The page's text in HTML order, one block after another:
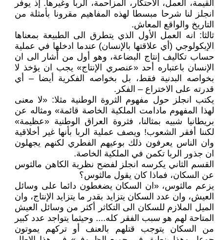
القيمة، العمل، الاحتكار، المزاحمة، الربا وغيرها. إذ يوفر
انجلز لنا شرحا مبسطا لهذه المفاهيم مقرونا بأمثلة من
التاريخ والواقع المعاش.
ثالثا: انه العمل الأول الذي يتطرق الى الطبيعة بمعناها
الإيكولوجي (أي علاقتها بالإنسان) عندما ادخلها في عملية
حساب تكاليف إنتاج البضاعة، وهو أول من أشار الى ان
الإنسان باعتباره أحد «عنصري الإنتاج» يجب ان يؤخذ لا
بخواصه البدنية فقط، بل بخواصه الفكرية أيضا – أي
قدرته على الاختراع – الفكر.
يكتب انجلز حول مفهوم الثروة الوطنية مثلا: «لا معنى
لهذا المفهوم مادامت الملكية الخاصة قائمة» ومثاله عن
بريطانيا شبيه بمثالنا، فثروة العراق الوطنية «عظيمة»
لكننا أفقر الشعوب! ويصف عملية الربا بأنها غير أخلاقية
وان الناس يعرفون ذلك بوعيهم الفطري لكنهم يجهلون
ان جذور الربا تكمن في الملكية الخاصة.
القسم الثاني يكرسه انجلز لفضح نظرية الكاهن مالثوس
عن السكان، فماذا كان يقول مالثوس؟
يزعم مالثوس، «ان السكان يضغطون دائما على وسائل
العيش، وان عدد السكان يتزايد بقدر ما يتزايد الإنتاج، وان
الميل الملازم للسكان الى التكاثر أكثر من وسائل العيش
المتاحة لهم هو سبب الفقر كله.... وحيثما يتواجد عدد كبير
من السكان يتوجب قتلهم بالعنف أو تركهم يموتون